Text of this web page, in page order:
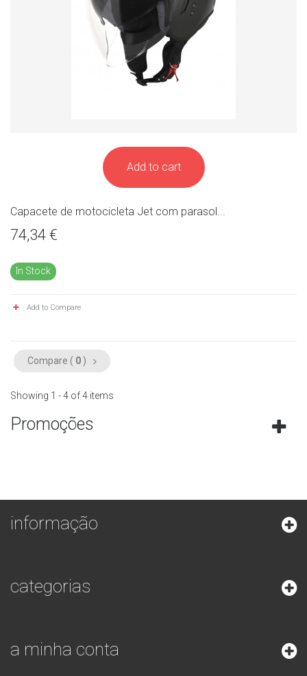
Add to cart
Capacete de motocicleta Jet com parasol...
74,34 €
In Stock
Add to Compare
Compare ( 0 )
Showing 1 - 4 of 4 items
Promoções
informação
categorias
a minha conta